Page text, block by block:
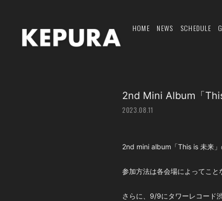
HOME NEWS SCHEDULE
2nd Mini Album「
2023.08.11
2nd mini album「This is 未来
参加方法は各会場によってこと
さらに、9/9にタワーレコード